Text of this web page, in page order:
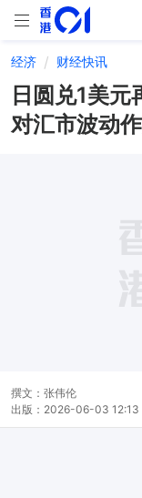
经济 财经快讯
日圆兑1美
对汇市波动
撰文： 张伟伦
出版： 2026-06-03 12:13